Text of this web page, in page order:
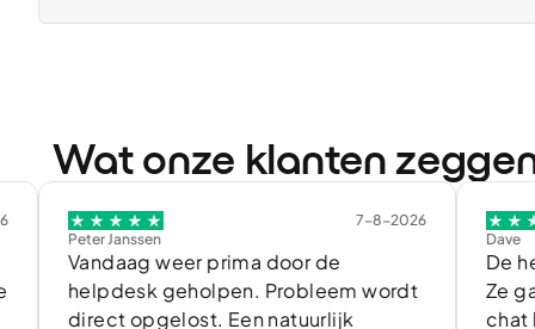
Wat onze klanten
Peter Janssen
7-8-2026
Vandaag weer prima door de
helpdesk geholpen. Probleem wordt
direct opgelost. Een natuurlijk
De
Ze gaan
chat ben